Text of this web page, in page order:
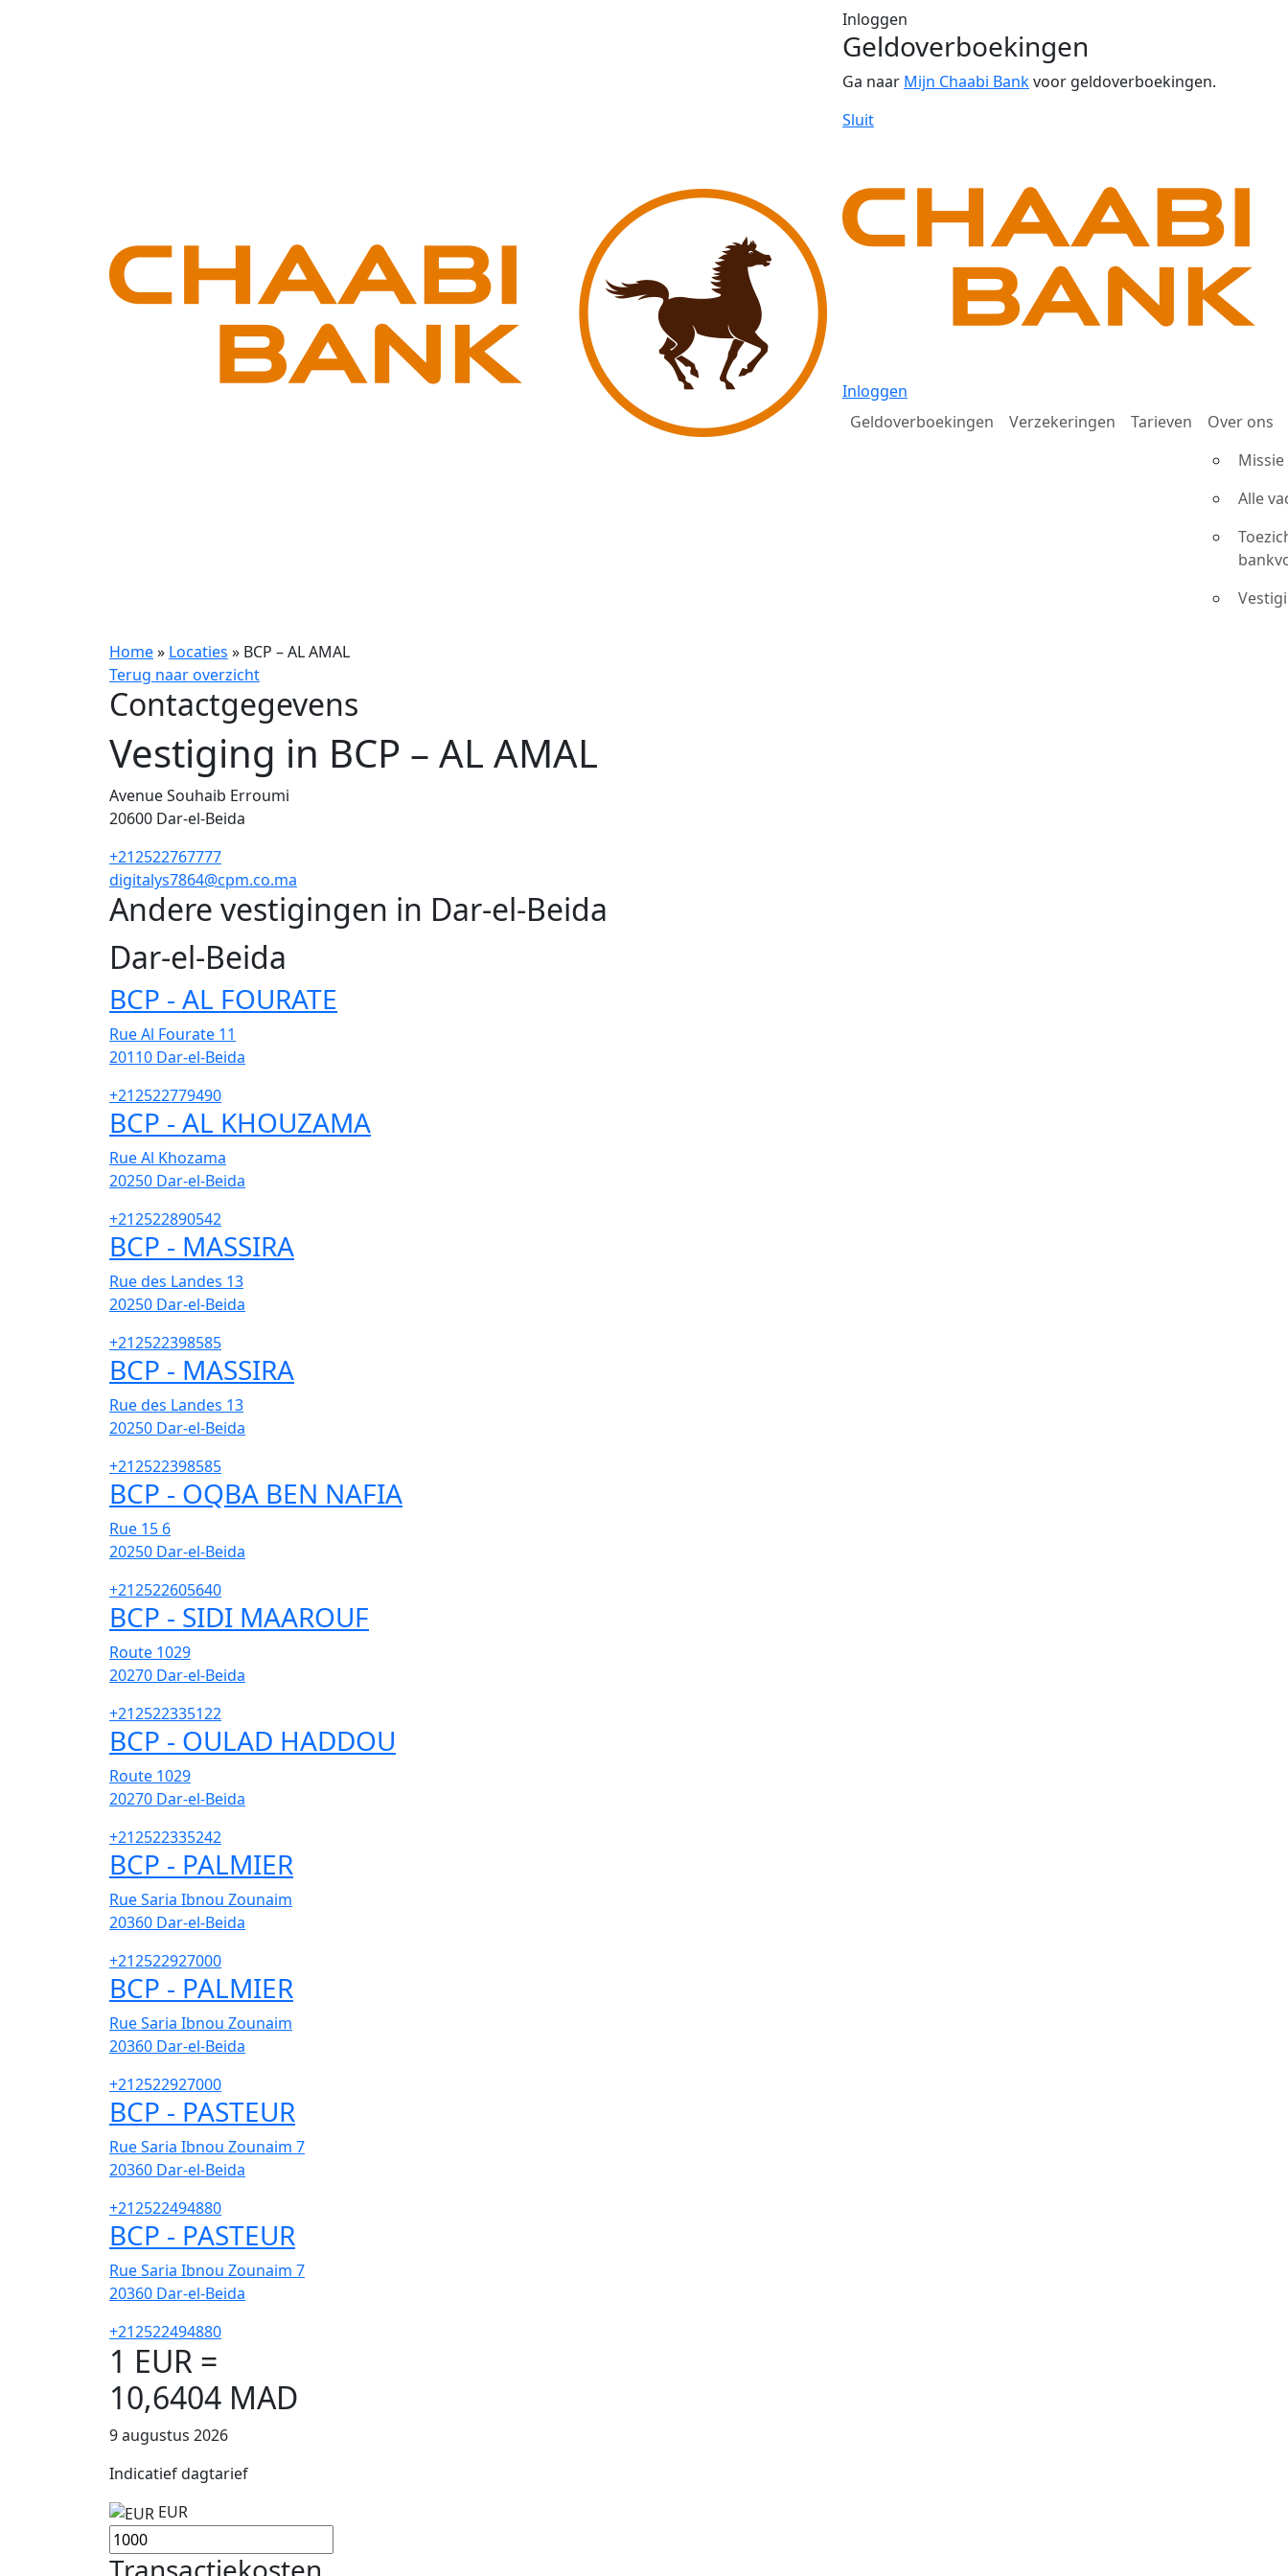
Inloggen
Geldoverboekingen
Ga naar Mijn Chaabi Bankvoor geldoverboekingen.
Sluit
Inloggen
Geldoverboekingen
Verzekeringen Tarieven
Over ons
Alle
Home» Locaties » BCP – AL AMAL
Terug naar overzicht
Contactgegevens
Vestiging in BCP – AL AMAL
Avenue Souhaib Erroumi
20600 Dar-el-Beida
+212522767777
digitalys7864@cpm.co.ma
Andere vestigingen in Dar-el-Beida
Dar-el-Beida
BCP - AL FOURATE
Rue Al Fourate 11
20110 Dar-el-Beida
+212522779490
BCP - AL KHOUZAMA
Rue Al Khozama
20250 Dar-el-Beida
+212522890542
BCP - MASSIRA
Rue des Landes 13
20250 Dar-el-Beida
+212522398585
BCP - MASSIRA
Rue des Landes 13
20250 Dar-el-Beida
+212522398585
BCP - OQBA BEN NAFIA
Rue 15 6
20250 Dar-el-Beida
+212522605640
BCP - SIDI MAAROUF
Route 1029
20270 Dar-el-Beida
+212522335122
BCP - OULAD HADDOU
Route 1029
20270 Dar-el-Beida
+212522335242
BCP - PALMIER
Rue Saria Ibnou Zounaim
20360 Dar-el-Beida
+212522927000
BCP - PALMIER
Rue Saria Ibnou Zounaim
20360 Dar-el-Beida
+212522927000
BCP - PASTEUR
Rue Saria Ibnou Zounaim 7
20360 Dar-el-Beida
+212522494880
BCP - PASTEUR
Rue Saria Ibnou Zounaim 7
20360 Dar-el-Beida
+212522494880
1 EUR =
10,6404 MAD
9 augustus 2026
Indicatief dagtarief
EUR